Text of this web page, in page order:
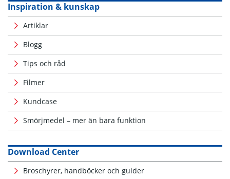
Inspiration & kunskap
Artiklar
Blogg
Tips och råd
Filmer
Kundcase
Smörjmedel – mer än bara funktion
Download Center
Broschyrer, handböcker och guider